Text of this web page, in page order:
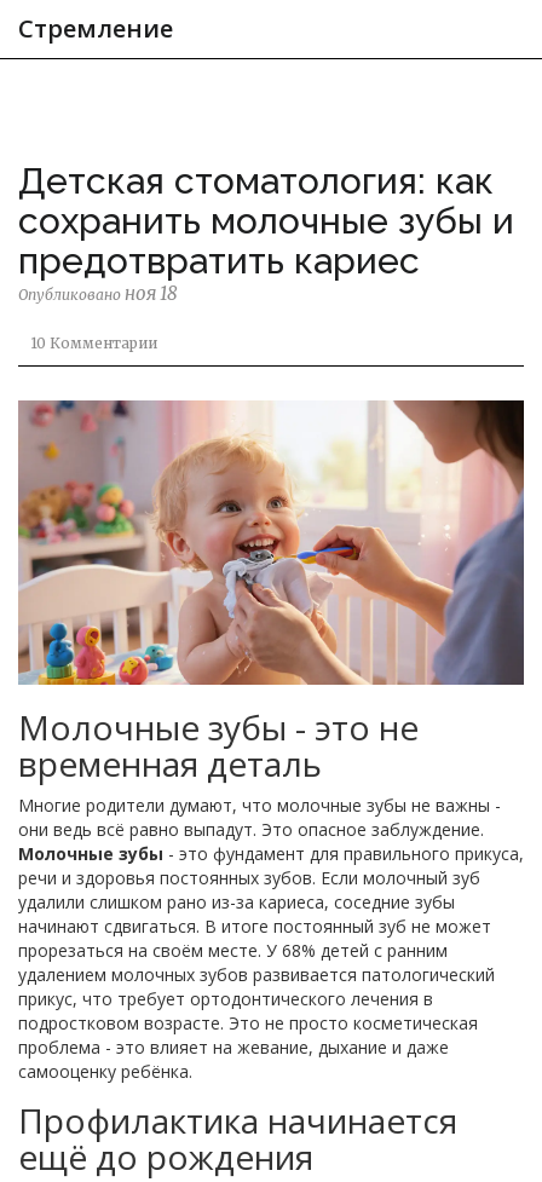
Стремление
Детская стоматология: как
сохранить молочные зубы и
предотвратить кариес
Опубликовано ноя 18
10 Комментарии
Молочные зубы - это не
временная деталь
Многие родители думают, что молочные зубы не важны -
они ведь всё равно выпадут. Это опасное заблуждение.
Молочные зубы - это фундамент для правильного прикуса,
речи и здоровья постоянных зубов. Если молочный зуб
удалили слишком рано из-за кариеса, соседние зубы
начинают сдвигаться. В итоге постоянный зуб не может
прорезаться на своём месте. У 68% детей с ранним
удалением молочных зубов развивается патологический
прикус, что требует ортодонтического лечения в
подростковом возрасте. Это не просто косметическая
проблема - это влияет на жевание, дыхание и даже
самооценку ребёнка.
Профилактика начинается
ещё до рождения